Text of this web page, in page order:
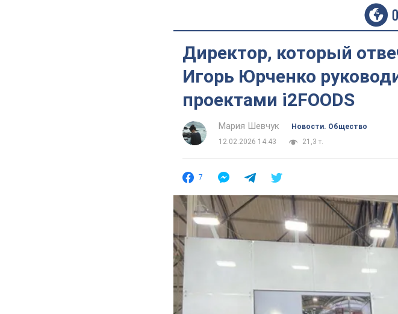
Директор, который
Игорь Юрченко
проектами i2FOODS
Мария Шевчук
Новости. Общество
12.02.2026 14:43
21,3 т.
7